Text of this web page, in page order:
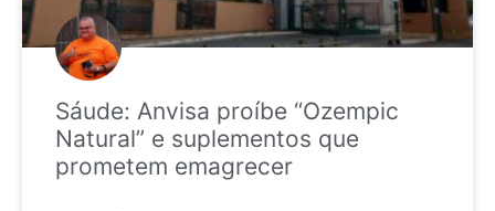
Sáude: Anvisa proíbe “Ozempic
Natural” e suplementos que
prometem emagrecer